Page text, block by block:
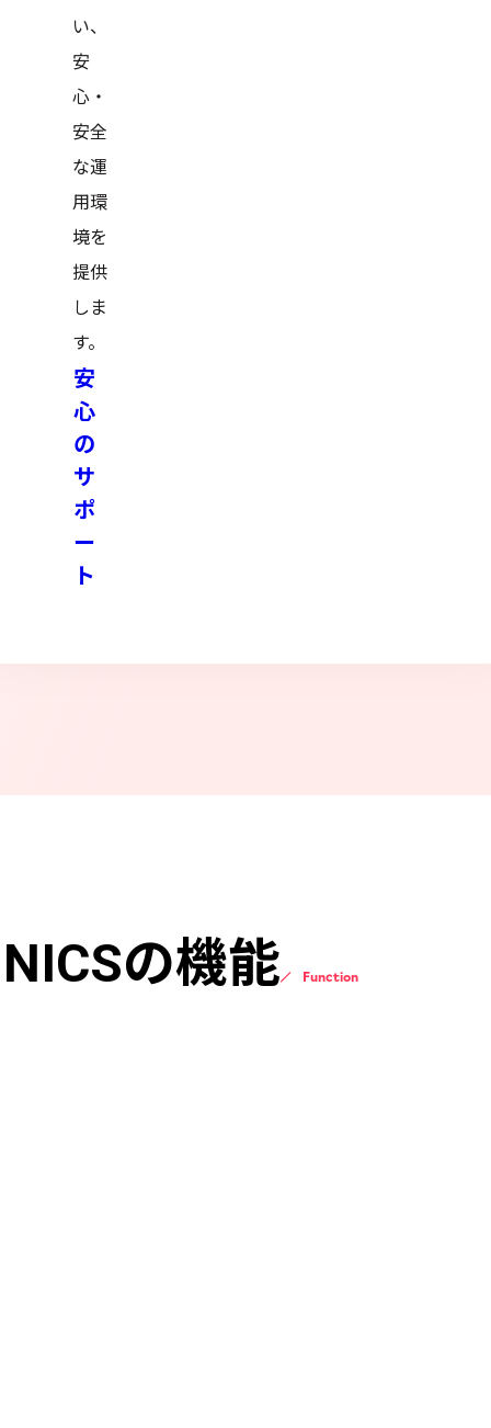
い、
安
心・
安全
な運
用環
境を
提供
しま
す。
安
心
の
サ
ポ
ー
ト
の機能 Function